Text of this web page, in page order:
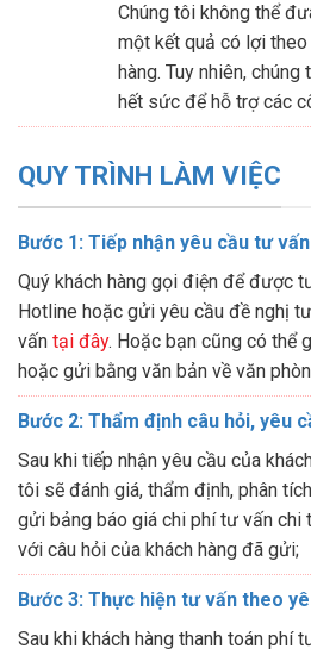
Chúng tôi không thể
một kết quả có lợi
hàng. Tuy nhiên,
hết sức để hỗ trợ các
QUY TRÌNH LÀM VIỆC
Bước 1: Tiếp nhận yêu cầu tư
Quý khách hàng gọi điện để được
Hotline hoặc gửi yêu cầu đề nghị
vấn tại đây. Hoặc bạn cũng có thể
hoặc gửi bằng văn bản về văn
Bước 2: Thẩm định câu hỏi, yêu
Sau khi tiếp nhận yêu cầu của
tôi sẽ đánh giá, thẩm định, phân
gửi bảng báo giá chi phí tư vấn chi
với câu hỏi của khách hàng đã gửi;
Bước 3: Thực hiện tư vấn theo
Sau khi khách hàng thanh toán phí